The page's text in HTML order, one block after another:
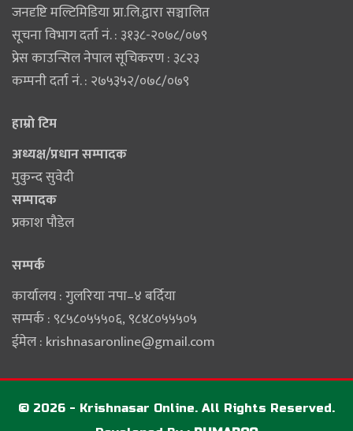
जनदृष्टि मल्टिमिडिया प्रा.लि.द्वारा सञ्चालित
सूचना विभाग दर्ता नं. : ३१३८-२०७८/०७९
प्रेस काउन्सिल नेपाल सूचिकरण : ३८२३
कम्पनी दर्ता नं. : २७५३५२/०७८/०७९
हाम्राे टिम
अध्यक्ष/प्रधान सम्पादक
मुकुन्द सुवेदी
सम्पादक
प्रकाश पौडेल
सम्पर्क
कार्यालय : गुलरिया नपा–४ बर्दिया
सम्पर्क : ९८५८०५५५०६‚ ९८४८०५५५०५
ईमेल : krishnasaronline@gmail.com
© 2026 - Krishnasar Online. All Rights Reserved.